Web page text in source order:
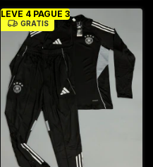
LEVE 4 PAGUE 3
GRÁTIS